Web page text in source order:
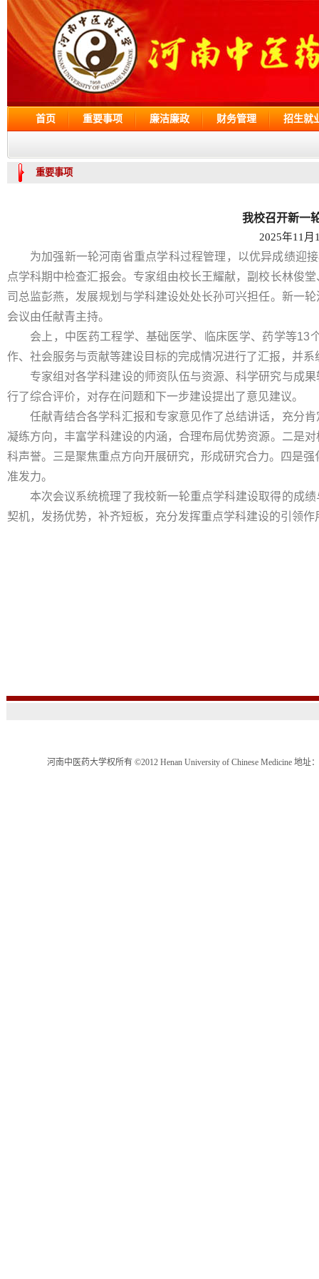
首页 重要事项 廉洁廉政 财务管理 招生就
重要事项
我校召开新一
2025年11月
为加强新一轮河南省重点学科过程管理，以优异成绩迎
点学科期中检查汇报会。专家组由校长王耀献，副校长林俊
司总监彭燕，发展规划与学科建设处处长孙可兴担任。新一
会议由任献青主持。
会上，中医药工程学、基础医学、临床医学、药学等
作、社会服务与贡献等建设目标的完成情况进行了汇报，并
专家组对各学科建设的师资队伍与资源、科学研究与成
行了综合评价，对存在问题和下一步建设提出了意见建议。
任献青结合各学科汇报和专家意见作了总结讲话，充分
凝练方向，丰富学科建设的内涵，合理布局优势资源。二是
科声誉。三是聚焦重点方向开展研究，形成研究合力。四是
准发力。
本次会议系统梳理了我校新一轮重点学科建设取得的成
契机，发扬优势，补齐短板，充分发挥重点学科建设的引领作
河南中医药大学权所有 ©2012 Henan University of Chinese Medicine 地